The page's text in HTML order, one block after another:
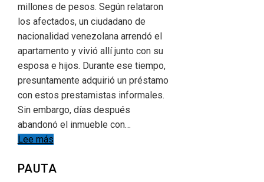
millones de pesos. Según relataron
los afectados, un ciudadano de
nacionalidad venezolana arrendó el
apartamento y vivió allí junto con su
esposa e hijos. Durante ese tiempo,
presuntamente adquirió un préstamo
con estos prestamistas informales.
Sin embargo, días después
abandonó el inmueble con…
Lee más
PAUTA